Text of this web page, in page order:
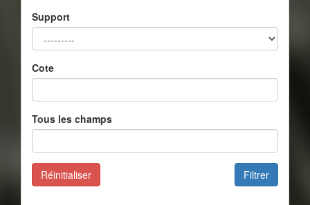
Support
Cote
Tous les champs
Filtrer
Réinitialiser